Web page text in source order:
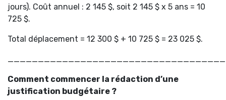
jours). Coût annuel : 2 145 $, soit 2 145 $ x 5 ans = 10
725 $.
Total déplacement = 12 300 $ + 10 725 $ = 23 025 $.
Comment commencer la rédaction d’une
justification budgétaire ?